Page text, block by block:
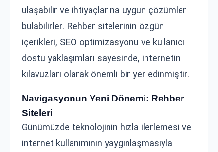
ulaşabilir ve ihtiyaçlarına uygun çözümler
bulabilirler. Rehber sitelerinin özgün
içerikleri, SEO optimizasyonu ve kullanıcı
dostu yaklaşımları sayesinde, internetin
kılavuzları olarak önemli bir yer edinmiştir.
Navigasyonun Yeni Dönemi: Rehber
Siteleri
Günümüzde teknolojinin hızla ilerlemesi ve
internet kullanımının yaygınlaşmasıyla